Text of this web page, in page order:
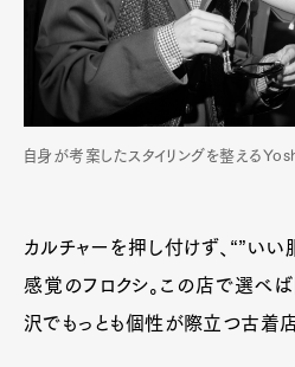
自身が考案したスタイリングを整える
カルチャーを押し付けず、“”い
感覚のフロクシ。この店で選べ
沢でもっとも個性が際立つ古着店